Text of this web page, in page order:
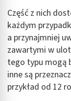
Część z nich
każdym
a przynajmniej
zawartymi w
tego typu mogą
inne są
przykład od 12